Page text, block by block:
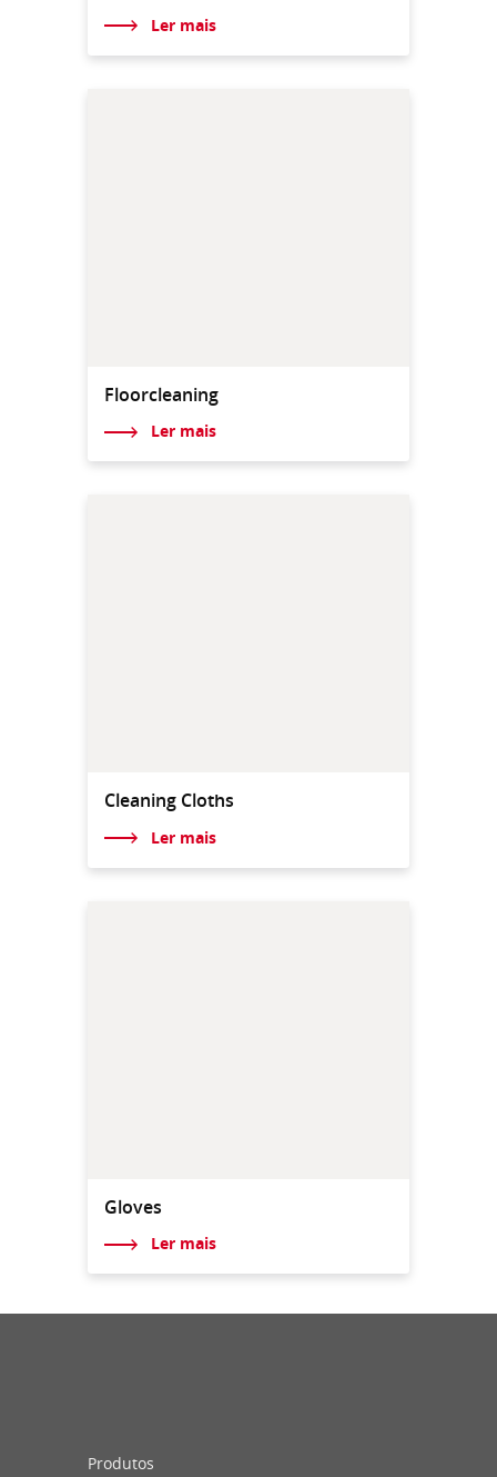
Ler mais
Floorcleaning
Ler mais
Cleaning Cloths
Ler mais
Gloves
Ler mais
Produtos